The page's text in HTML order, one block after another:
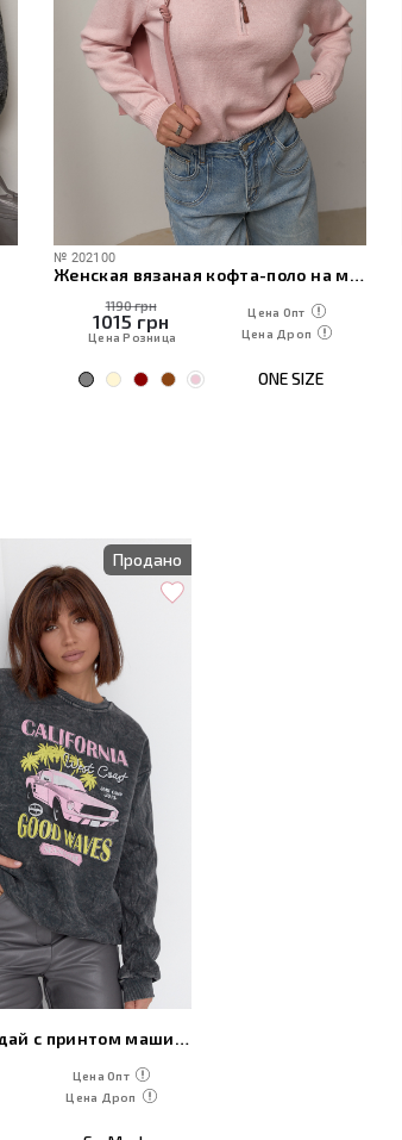
№ 202100
Женская вязаная кофта-поло на молнии
1190 грн
1015 грн
Цена Розница
Цена Опт
Цена Дроп
ONE SIZE
Продано
Свитшот тай-дай с принтом машины и надписью California
Цена Опт
Цена Дроп